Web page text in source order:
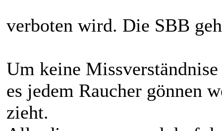
verboten wird. Die SBB
Um keine
es jedem Raucher gönnen
zieht.